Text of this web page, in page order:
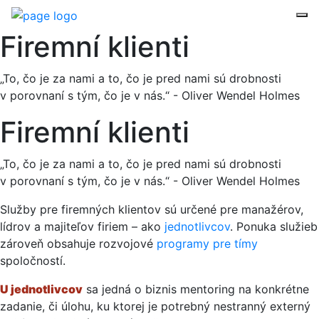
Firemní klienti
„To, čo je za nami a to, čo je pred nami sú drobnosti
v porovnaní s tým, čo je v nás.“ - Oliver Wendel Holmes
Firemní klienti
„To, čo je za nami a to, čo je pred nami sú drobnosti
v porovnaní s tým, čo je v nás.“ - Oliver Wendel Holmes
Služby pre firemných klientov sú určené pre manažérov,
lídrov a majiteľov firiem – ako jednotlivcov. Ponuka služieb
zároveň obsahuje rozvojové programy pre tímy
spoločností.
U jednotlivcov sa jedná o biznis mentoring na konkrétne
zadanie, či úlohu, ku ktorej je potrebný nestranný externý